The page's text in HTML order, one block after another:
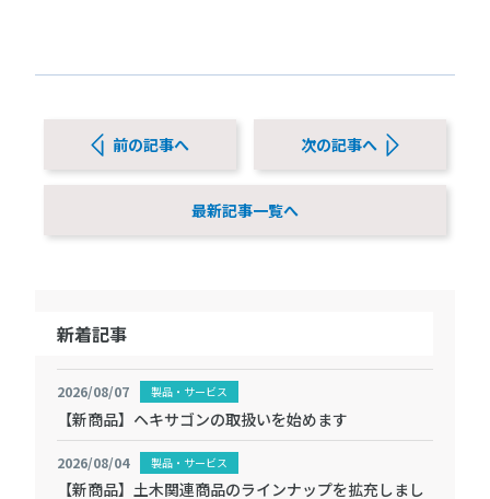
前の記事へ
最新記事一覧へ
次の記事へ
新着記事
2026/08/07 製品・サービス
【新商品】ヘキサゴンの取扱いを始めます
2026/08/04 製品・サービス
【新商品】土木関連商品のラインナップを拡充しまし